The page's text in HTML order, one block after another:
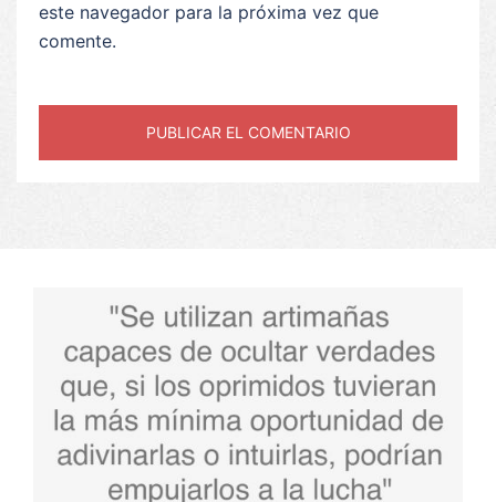
este navegador para la próxima vez que
comente.